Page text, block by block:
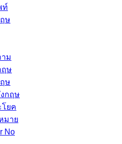
ท์
ษ
ม
ฤษ
ษ
กฤษ
ยค
มาย
No